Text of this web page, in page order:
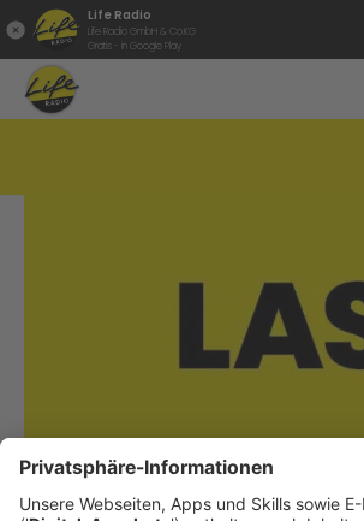
Life Radio
Life Radio GmbH & Co.KG
Gratis - in Google Play